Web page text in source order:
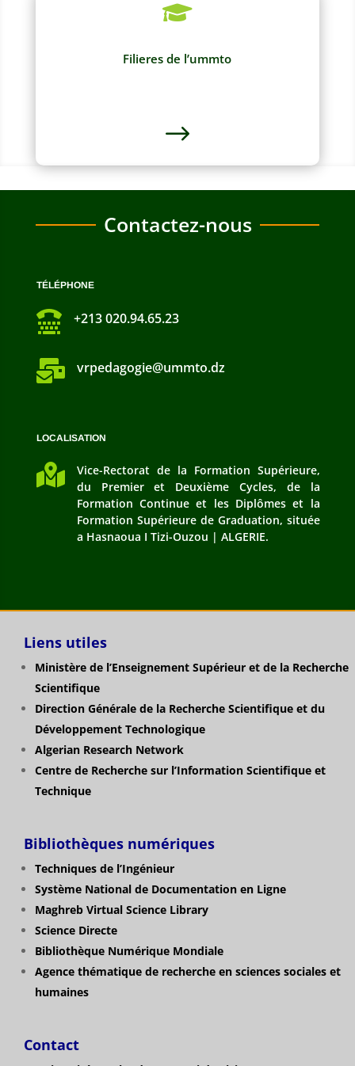

Filieres de l’ummto
$
Contactez-nous
TÉLÉPHONE
 +213 020.94.65.23
 vrpedagogie@ummto.dz
LOCALISATION

Vice-Rectorat de la Formation Supérieure,
du Premier et Deuxième Cycles, de la
Formation Continue et les Diplômes et la
Formation Supérieure de Graduation, située
a Hasnaoua I Tizi-Ouzou | ALGERIE.
Liens utiles
Ministère de l’Enseignement Supérieur et de la Recherche
Scientifique
Direction Générale de la Recherche Scientifique et du
Développement Technologique
Algerian Research Network
Centre de Recherche sur l’Information Scientifique et
Technique
Bibliothèques numériques
Techniques de l’Ingénieur
Système National de Documentation en Ligne
Maghreb Virtual Science Library
Science Directe
Bibliothèque Numérique Mondiale
Agence thématique de recherche en sciences sociales et
humaines
Contact